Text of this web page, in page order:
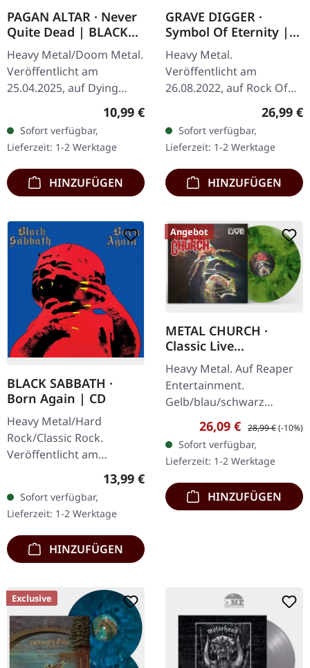
PAGAN ALTAR · Never
Quite Dead | BLACK
TAPE
Heavy Metal/Doom Metal.
Veröffentlicht am
25.04.2025, auf Dying
Victims Productions.
Musik-Kassette mit
Aufkleber, Button. Pagan
Altar kehren aus dem…
Regulärer Preis:
10,99 €
Sofort verfügbar,
Lieferzeit: 1-2 Werktage
HINZUFÜGEN
GRAVE DIGGER ·
Symbol Of Eternity |
GOLD LP
Heavy Metal.
Veröffentlicht am
26.08.2022, auf Rock Of
Angels Records. Goldenes
Vinyl im Gatefold-Cover.
Limitiert auf 300
Exemplare. Grave Digger…
26,99 €
Sofort verfügbar,
Lieferzeit: 1-2 Werktage
HINZUFÜGEN
BLACK SABBATH ·
Born Again | CD
Heavy Metal/Hard
Rock/Classic Rock.
Veröffentlicht am
30.03.2009, auf Sanctuary
Records. CD im Jewelcase.
"Born Again" markiert
eines der…
Regulärer Preis:
13,99 €
Sofort verfügbar,
Lieferzeit: 1-2 Werktage
HINZUFÜGEN
Angebot
METAL CHURCH ·
Classic Live
[YELLOW/BLUE/BLACK
MARBLED] | LP
Heavy Metal. Auf Reaper
Entertainment.
Gelb/blau/schwarz
marmoriertes Vinyl im
Standard-Cover. Als Metal
Church ihre Live-Power
entfesselten,…
Verkaufspreis:
26,09 € Regulärer Preis:
28,99 €(-10%)
Sofort verfügbar,
Lieferzeit: 1-2 Werktage
HINZUFÜGEN
Exclusive